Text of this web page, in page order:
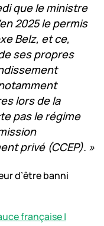
que le ministre
2025 le permis
Belz, et ce,
ses propres
lors de la
pas le régime
privé (CCEP). »
d’être banni
française |